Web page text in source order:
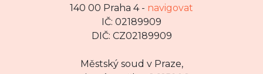
140 00 Praha 4 - navigovat
IČ: 02189909
DIČ: CZ02189909
Městský soud v Praze,